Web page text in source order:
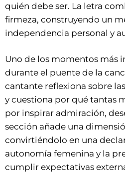
quién debe ser. La letra
firmeza, construyendo un
independencia personal y
Uno de los momentos más
durante el puente de la
cantante reflexiona sobre
y cuestiona por qué tantas
por inspirar admiración,
sección añade una
convirtiéndolo en una
autonomía femenina y la
cumplir expectativas